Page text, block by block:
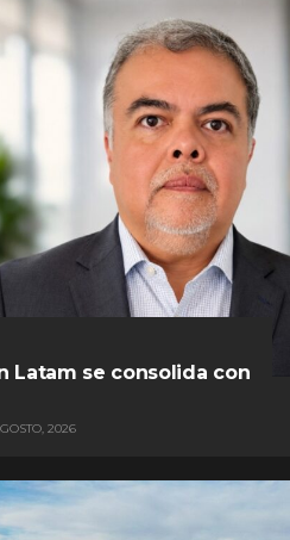
Latam se consolida con
2026